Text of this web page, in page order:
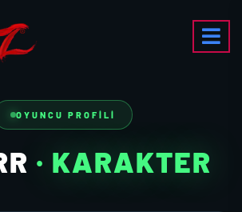
OYUNCU PROFILI
· KARAKTER